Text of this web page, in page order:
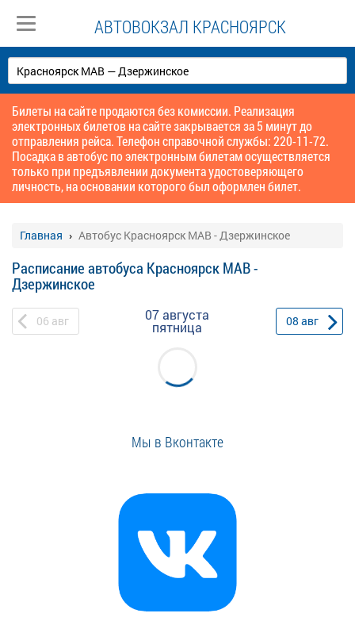
АВТОВОКЗАЛ КРАСНОЯРСК
Билеты на сайте продаются без комиссии. Реализация
электронных билетов на сайте закрывается за 5 минут до
отправления рейса. Телефон справочной службы: 220-11-72.
Посадка в автобус по электронным билетам осуществляется
только при предъявлении документа удостоверяющего
личность, на основании которого был оформлен билет.
Главная Автобус Красноярск МАВ - Дзержинское
Расписание автобуса Красноярск МАВ -
Дзержинское
06 авг 07 августа
пятница 08 авг
Мы в Вконтакте